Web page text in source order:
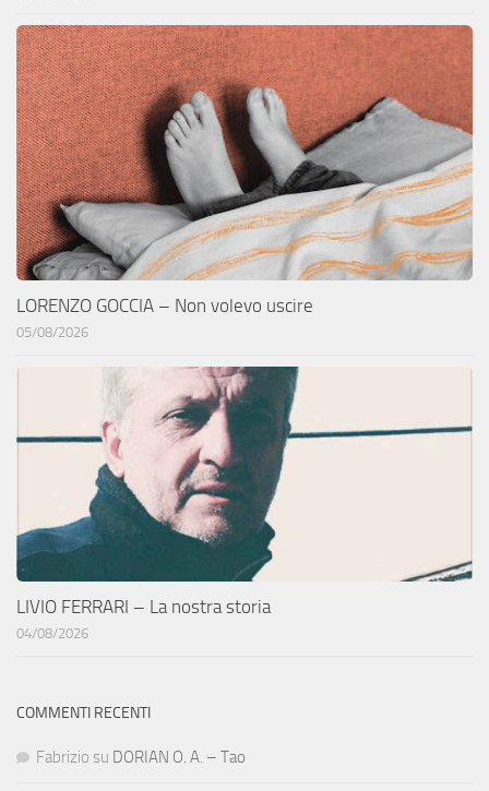
LORENZO GOCCIA – Non volevo uscire
05/08/2026
LIVIO FERRARI – La nostra storia
04/08/2026
COMMENTI RECENTI
Fabrizio su DORIAN O. A. – Tao